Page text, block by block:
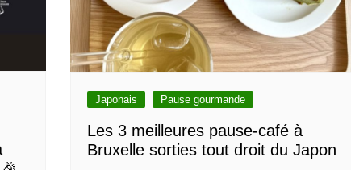
Japonais Pause gourmande
Les 3 meilleures pause-café à
Bruxelle sorties tout droit du Japon